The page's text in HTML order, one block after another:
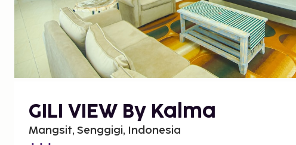
GILI VIEW By Kalma
Mangsit, Senggigi, Indonesia